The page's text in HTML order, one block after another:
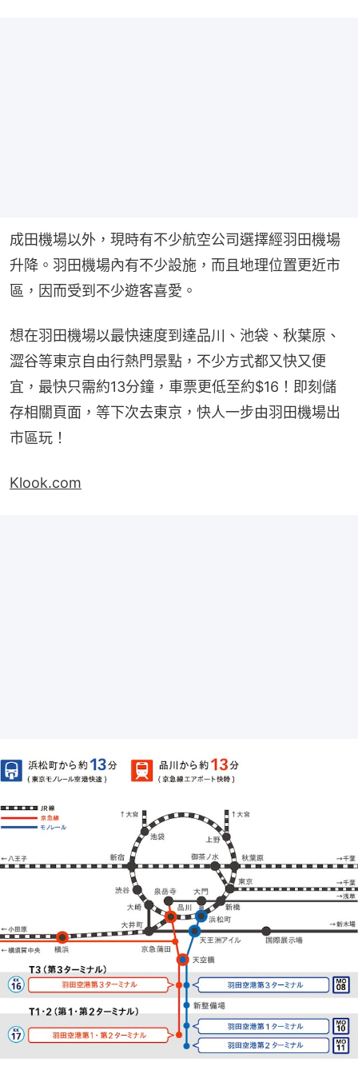
成田機場以外，現時有不少航空公司選擇經羽田機場
升降。羽田機場內有不少設施，而且地理位置更近市
區，因而受到不少遊客喜愛。
想在羽田機場以最快速度到達品川、池袋、秋葉原、
澀谷等東京自由行熱門景點，不少方式都又快又便
宜，最快只需約13分鐘，車票更低至約$16！即刻儲
存相關頁面，等下次去東京，快人一步由羽田機場出
市區玩！
Klook.com